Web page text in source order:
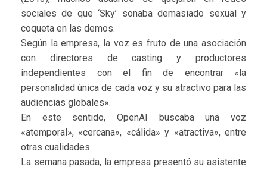
sociales de que ‘Sky’ sonaba demasiado sexual y
coqueta en las demos.
Según la empresa, la voz es fruto de una asociación
con directores de casting y productores
independientes con el fin de encontrar «la
personalidad única de cada voz y su atractivo para las
audiencias globales».
En este sentido, OpenAI buscaba una voz
«atemporal», «cercana», «cálida» y «atractiva», entre
otras cualidades.
La semana pasada, la empresa presentó su asistente